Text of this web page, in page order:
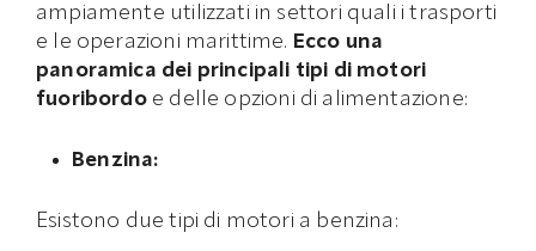
ampiamente utilizzati in settori quali i trasporti
e le operazioni marittime. Ecco una
panoramica dei principali tipi di motori
fuoribordoe delle opzioni di alimentazione:
Benzina:
Esistono due tipi di motori a benzina: